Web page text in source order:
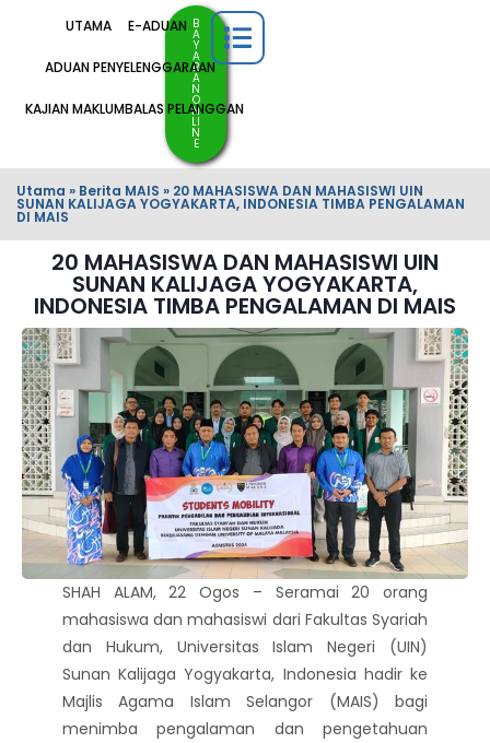
UTAMA E-ADUAN
ADUAN PENYELENGGARAAN
KAJIAN MAKLUMBALAS PELANGGAN
B
A
Y
A
R
A
N
O
N
LI
N
E
Utama » Berita MAIS » 20 MAHASISWA DAN MAHASISWI UIN
SUNAN KALIJAGA YOGYAKARTA, INDONESIA TIMBA PENGALAMAN
DI MAIS
20 MAHASISWA DAN MAHASISWI UIN
SUNAN KALIJAGA YOGYAKARTA,
INDONESIA TIMBA PENGALAMAN DI MAIS
SHAH ALAM, 22 Ogos – Seramai 20 orang
mahasiswa dan mahasiswi dari Fakultas Syariah
dan Hukum, Universitas Islam Negeri (UIN)
Sunan Kalijaga Yogyakarta, Indonesia hadir ke
Majlis Agama Islam Selangor (MAIS) bagi
menimba pengalaman dan pengetahuan